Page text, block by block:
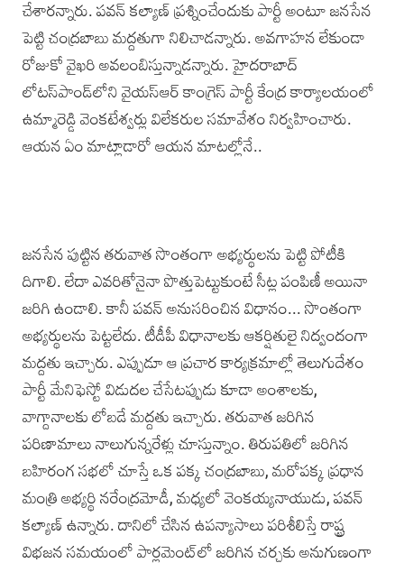
చేశారన్నారు. పవన్‌ కల్యాణ్‌ ప్రశ్నించేందుకు పార్టీ అంటూ జనసేన
పెట్టి చంద్రబాబు మద్దతుగా నిలిచాడన్నారు. అవగాహన లేకుండా
రోజుకో వైఖరి అవలంబిస్తున్నాడన్నారు. హైదరాబాద్‌
లోటస్‌పాండ్‌లోని వైయస్‌ఆర్‌ కాంగ్రెస్‌ పార్టీ కేంద్ర కార్యాలయంలో
ఉమ్మారెడ్డి వెంకటేశ్వర్లు విలేకరుల సమావేశం నిర్వహించారు.
ఆయన ఏం మాట్లాడారో ఆయన మాటల్లోనే..
జనసేన పుట్టిన తరువాత సొంతంగా అభ్యర్థులను పెట్టి పోటీకి
దిగాలి. లేదా ఎవరితోనైనా పొత్తుపెట్టుకుంటే సీట్ల పంపిణీ అయినా
జరిగి ఉండాలి. కానీ పవన్‌ అనుసరించిన విధానం... సొంతంగా
అభ్యర్థులను పెట్టలేదు. టీడీపీ విధానాలకు ఆకర్షితులై నిద్వందంగా
మద్దతు ఇచ్చారు. ఎప్పుడూ ఆ ప్రచార కార్యక్రమాల్లో తెలుగుదేశం
పార్టీ మేనిఫెస్టో విడుదల చేసేటప్పుడు కూడా అంశాలకు,
వాగ్దానాలకు లోబడే మద్దతు ఇచ్చారు. తరువాత జరిగిన
పరిణామాలు నాలుగున్నరేళ్లు చూస్తున్నాం. తిరుపతిలో జరిగిన
బహిరంగ సభలో చూస్తే ఒక పక్క చంద్రబాబు, మరోపక్క ప్రధాన
మంత్రి అభ్యర్థి నరేంద్రమోడీ, మధ్యలో వెంకయ్యనాయుడు, పవన్‌
కల్యాణ్‌ ఉన్నారు. దానిలో చేసిన ఉపన్యాసాలు పరిశీలిస్తే రాష్ట్ర
విభజన సమయంలో పార్లమెంట్‌లో జరిగిన చర్చకు అనుగుణంగా